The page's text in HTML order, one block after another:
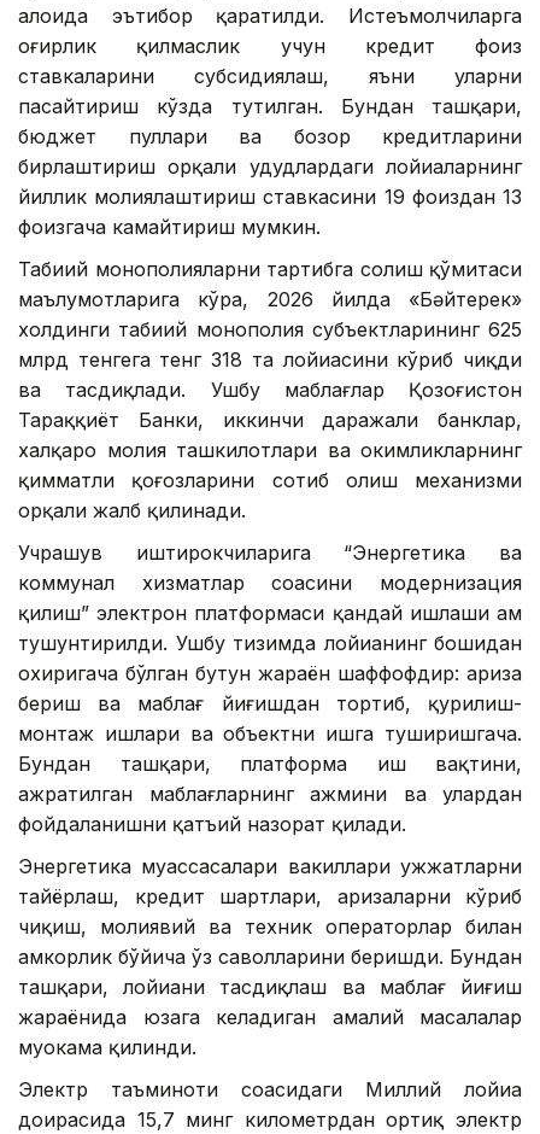
алоҳида эътибор қаратилди. Истеъмолчиларга
оғирлик қилмаслик учун кредит фоиз
ставкаларини субсидиялаш, яъни уларни
пасайтириш кўзда тутилган. Бундан ташқари,
бюджет пуллари ва бозор кредитларини
бирлаштириш орқали ҳудудлардаги лойиҳаларнинг
йиллик молиялаштириш ставкасини 19 фоиздан 13
фоизгача камайтириш мумкин.
Табиий монополияларни тартибга солиш қўмитаси
маълумотларига кўра, 2026 йилда «Бәйтерек»
холдинги табиий монополия субъектларининг 625
млрд тенгега тенг 318 та лойиҳасини кўриб чиқди
ва тасдиқлади. Ушбу маблағлар Қозоғистон
Тараққиёт Банки, иккинчи даражали банклар,
халқаро молия ташкилотлари ва ҳокимликларнинг
қимматли қоғозларини сотиб олиш механизми
орқали жалб қилинади.
Учрашув иштирокчиларига “Энергетика ва
коммунал хизматлар соҳасини модернизация
қилиш” электрон платформаси қандай ишлаши ҳам
тушунтирилди. Ушбу тизимда лойиҳанинг бошидан
охиригача бўлган бутун жараён шаффофдир: ариза
бериш ва маблағ йиғишдан тортиб, қурилиш-
монтаж ишлари ва объектни ишга туширишгача.
Бундан ташқари, платформа иш вақтини,
ажратилган маблағларнинг ҳажмини ва улардан
фойдаланишни қатъий назорат қилади.
Энергетика муассасалари вакиллари ҳужжатларни
тайёрлаш, кредит шартлари, аризаларни кўриб
чиқиш, молиявий ва техник операторлар билан
ҳамкорлик бўйича ўз саволларини беришди. Бундан
ташқари, лойиҳани тасдиқлаш ва маблағ йиғиш
жараёнида юзага келадиган амалий масалалар
муҳокама қилинди.
Электр таъминоти соҳасидаги Миллий лойиҳа
доирасида 15,7 минг километрдан ортиқ электр